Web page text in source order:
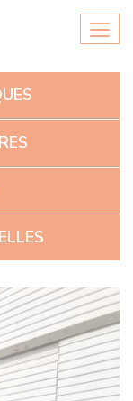
Menu